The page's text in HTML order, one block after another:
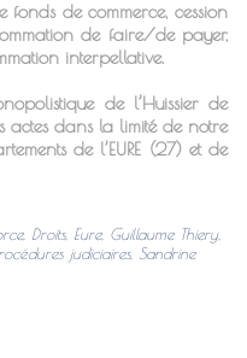
fonds de commerce, cession
de faire/de payer,
interpellative.
de l’Huissier de
actes dans la limité de notre
de l’EURE (27) et de
, Droits, Eure, Guillaume Thiery,
judiciaires, Sandrine